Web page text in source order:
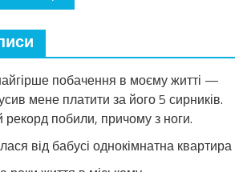
побачення в моєму житті —
мене платити за його 5 сирників.
рекорд побили, причому з ноги.
від бабусі однокімнатна квартира